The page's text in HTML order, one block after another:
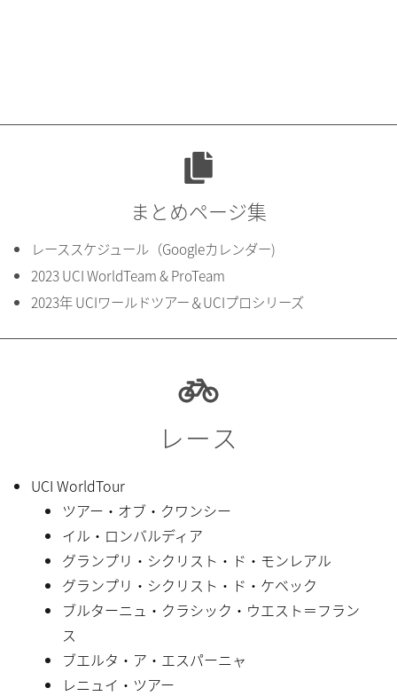
まとめページ集
レーススケジュール（Googleカレンダー)
2023 UCI WorldTeam & ProTeam
2023年 UCIワールドツアー＆UCIプロシリーズ
レース
UCI WorldTour
ツアー・オブ・クワンシー
イル・ロンバルディア
グランプリ・シクリスト・ド・モンレアル
グランプリ・シクリスト・ド・ケベック
ブルターニュ・クラシック・ウエスト＝フラン
ス
ブエルタ・ア・エスパーニャ
レニュイ・ツアー